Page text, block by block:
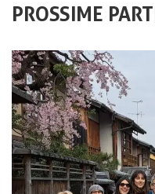
PROSSIME